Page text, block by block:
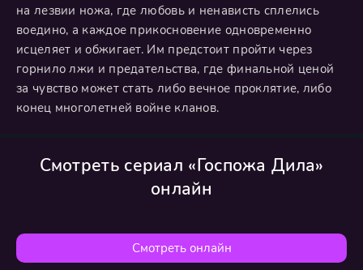
на лезвии ножа, где любовь и ненависть сплелись
воедино, а каждое прикосновение одновременно
исцеляет и обжигает. Им предстоит пройти через
горнило лжи и предательства, где финальной ценой
за чувство может стать либо вечное проклятие, либо
конец многолетней войне кланов.
Смотреть сериал «Госпожа Дила»
онлайн
Смотреть онлайн